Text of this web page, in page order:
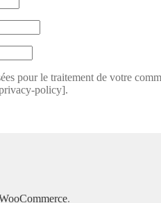
pour le traitement de votre
policy].
.